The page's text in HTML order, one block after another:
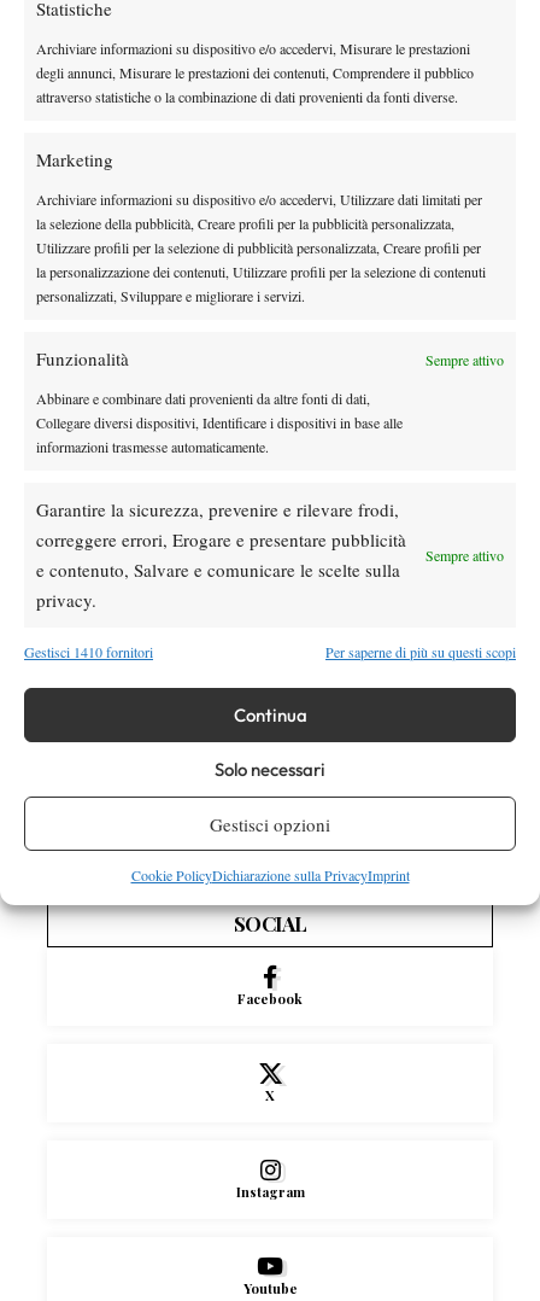
Statistiche
Archiviare informazioni su dispositivo e/o accedervi, Misurare le prestazioni
degli annunci, Misurare le prestazioni dei contenuti, Comprendere il pubblico
attraverso statistiche o la combinazione di dati provenienti da fonti diverse.
Marketing
Archiviare informazioni su dispositivo e/o accedervi, Utilizzare dati limitati per
la selezione della pubblicità, Creare profili per la pubblicità personalizzata,
Utilizzare profili per la selezione di pubblicità personalizzata, Creare profili per
la personalizzazione dei contenuti, Utilizzare profili per la selezione di contenuti
personalizzati, Sviluppare e migliorare i servizi.
Funzionalità Sempre attivo
Abbinare e combinare dati provenienti da altre fonti di dati,
Collegare diversi dispositivi, Identificare i dispositivi in base alle
informazioni trasmesse automaticamente.
Garantire la sicurezza, prevenire e rilevare frodi,
correggere errori, Erogare e presentare pubblicità
e contenuto, Salvare e comunicare le scelte sulla
privacy.
Sempre attivo
Gestisci 1410 fornitori Per saperne di più su questi scopi
Continua
Solo necessari
Gestisci opzioni
Cookie PolicyDichiarazione sulla PrivacyImprint
vittorie pazzesche con Collignon e Tiafoe. Cobo ha dimostrato
autorità”. Anche Bolelli ha commentato positivamente il
percorso degli italiani nello Slam parigino: “Cobo sta
dimostrando solidità e di essere già un giocatore bello formato.
una posizione che meritano. Hanno dimostrato di valere ancora
tanto ”.
News
Grant si racconta: “Wimbledon è stato il
torneo delle prime volte. Ora cerco di
Wilson celebra Federer: ecco la RF 01 Pro
Hall of Fame 2026
Marco Panichi: “Sinner e Djokovic? Due
ragazzi normalissimi, ossessionati dal
Shelton: “Mi sento più solido”
SOCIAL
Facebook
X
Instagram
Youtube